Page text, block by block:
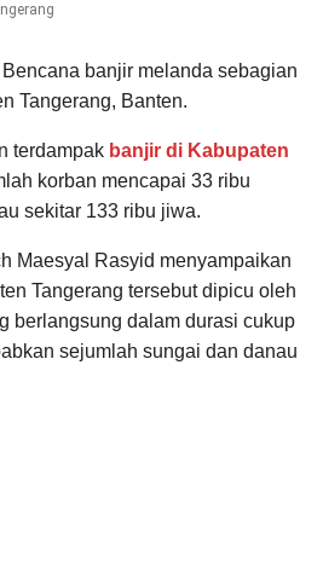
Bencana banjir melanda sebagian
Tangerang, Banten.
terdampak banjir di Kabupaten
korban mencapai 33 ribu
sekitar 133 ribu jiwa.
Maesyal Rasyid menyampaikan
Tangerang tersebut dipicu oleh
berlangsung dalam durasi cukup
sejumlah sungai dan danau